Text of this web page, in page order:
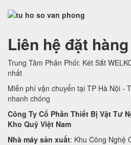
Liên hệ đặt hàng
Trung Tâm Phân Phối: Két Sắt
nhất
Miễn phí vận chuyển tại TP Hà Nội -
nhanh chóng
Công Ty Cổ Phần Thiết Bị Vật Tư
Kho Quỹ Việt Nam
Nhà máy sản xuất: Khu Công Nghệ